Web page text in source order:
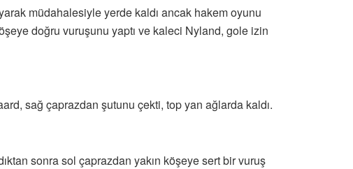
müdahalesiyle yerde kaldı ancak hakem oyunu
doğru vuruşunu yaptı ve kaleci Nyland, gole izin
sağ çaprazdan şutunu çekti, top yan ağlarda kaldı.
sonra sol çaprazdan yakın köşeye sert bir vuruş